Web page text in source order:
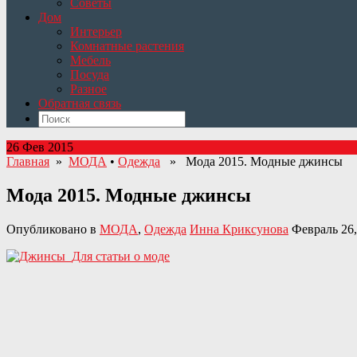
Дом
Интерьер
Комнатные растения
Мебель
Посуда
Разное
Обратная связь
26 Фев 2015
Главная » МОДА • Одежда » Мода 2015. Модные джинсы
Мода 2015. Модные джинсы
Опубликовано в МОДА, Одежда Инна Криксунова Февраль